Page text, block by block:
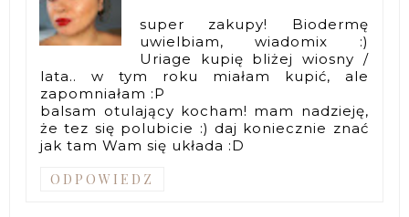
super zakupy! Biodermę
uwielbiam, wiadomix :)
Uriage kupię bliżej wiosny /
lata.. w tym roku miałam kupić, ale
zapomniałam :P
balsam otulający kocham! mam nadzieję,
że tez się polubicie :) daj koniecznie znać
jak tam Wam się układa :D
ODPOWIEDZ